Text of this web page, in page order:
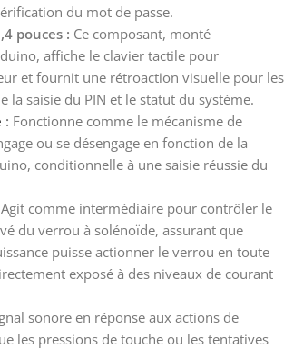
du mot de passe.
pouces : Ce composant, monté
affiche le clavier tactile pour
et fournit une rétroaction visuelle pour les
la saisie du PIN et le statut du système.
: Fonctionne comme le mécanisme de
ou se désengage en fonction de la
conditionnelle à une saisie réussie du
Agit comme intermédiaire pour contrôler le
du verrou à solénoïde, assurant que
puisse actionner le verrou en toute
exposé à des niveaux de courant
sonore en réponse aux actions de
les pressions de touche ou les tentatives